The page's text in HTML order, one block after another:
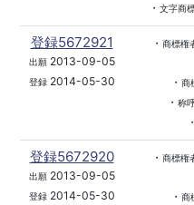
・ 文字商
登録5672921
出願2013-09-05
登録2014-05-30
・ 商標権
・ 商
・ 称
・
登録5672920
出願2013-09-05
登録2014-05-30
・ 商標権
・ 商